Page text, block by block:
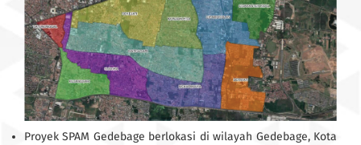
Proyek SPAM Gedebage berlokasi di wilayah Gedebage, Kota